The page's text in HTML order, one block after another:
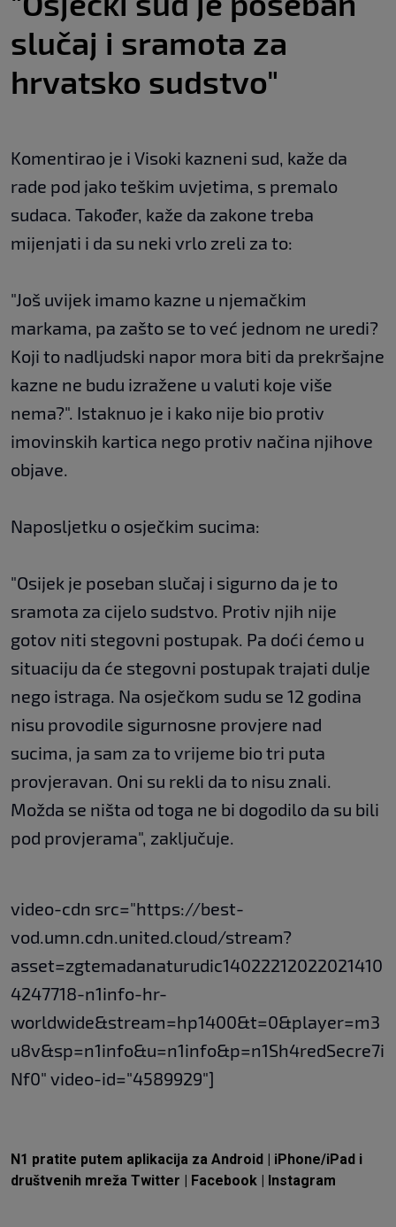
slučaj i sramota za
hrvatsko sudstvo"
Komentirao je i Visoki kazneni sud, kaže da
rade pod jako teškim uvjetima, s premalo
sudaca. Također, kaže da zakone treba
mijenjati i da su neki vrlo zreli za to:
"Još uvijek imamo kazne u njemačkim
markama, pa zašto se to već jednom ne uredi?
Koji to nadljudski napor mora biti da prekršajne
kazne ne budu izražene u valuti koje više
nema?". Istaknuo je i kako nije bio protiv
imovinskih kartica nego protiv načina njihove
objave.
Naposljetku o osječkim sucima:
"Osijek je poseban slučaj i sigurno da je to
sramota za cijelo sudstvo. Protiv njih nije
gotov niti stegovni postupak. Pa doći ćemo u
situaciju da će stegovni postupak trajati dulje
nego istraga. Na osječkom sudu se 12 godina
nisu provodile sigurnosne provjere nad
sucima, ja sam za to vrijeme bio tri puta
provjeravan. Oni su rekli da to nisu znali.
Možda se ništa od toga ne bi dogodilo da su bili
pod provjerama", zaključuje.
video-cdn src="https://best-
vod.umn.cdn.united.cloud/stream?
asset=zgtemadanaturudic14022212022021410
4247718-n1info-hr-
worldwide&stream=hp1400&t=0&player=m3
u8v&sp=n1info&u=n1info&p=n1Sh4redSecre7i
Nf0" video-id="4589929"]
N1 pratite putem aplikacija za Android | iPhone/iPad i
društvenih mreža Twitter | Facebook | Instagram